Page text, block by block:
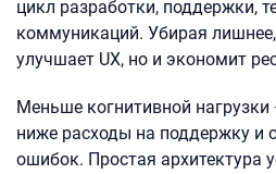
цикл разработки, поддержки,
коммуникаций. Убирая
улучшает UX, но и экономит
Меньше когнитивной
ниже расходы на поддержку и
ошибок. Простая архитектура